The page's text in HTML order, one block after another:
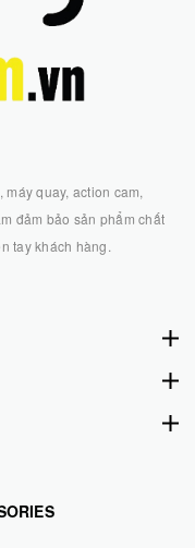
quay, action cam,
đảm bảo sản phẩm chất
tay khách hàng.